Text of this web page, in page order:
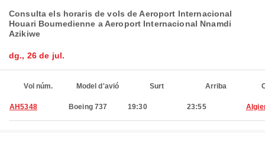
Consulta els horaris de vols de Aeroport Internacional
Houari Boumedienne a Aeroport Internacional Nnamdi
Azikiwe
dg., 26 de jul.
Vol núm. Model d'avió Surt Arriba
AH5348 Boeing 737 19:30 23:55